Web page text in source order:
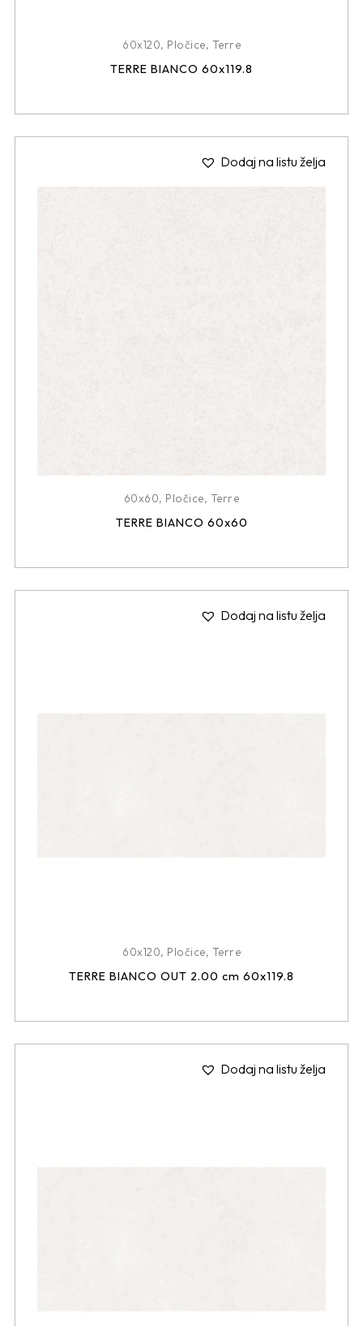
60x120, Pločice, Terre
TERRE BIANCO 60x119.8
Dodaj na listu želja
60x60, Pločice, Terre
TERRE BIANCO 60x60
Dodaj na listu želja
60x120, Pločice, Terre
TERRE BIANCO OUT 2.00 cm 60x119.8
Dodaj na listu želja